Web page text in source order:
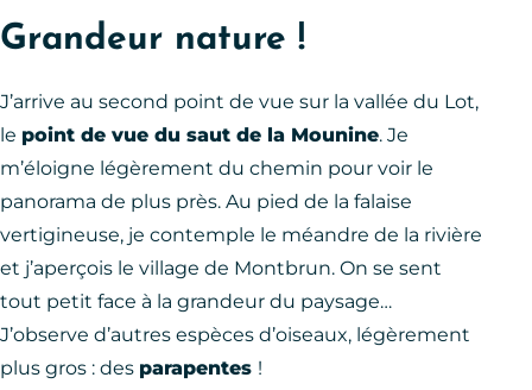
Grandeur nature !
J’arrive au second point de vue sur la vallée du Lot,
le point de vue du saut de la Mounine. Je
m’éloigne légèrement du chemin pour voir le
panorama de plus près. Au pied de la falaise
vertigineuse, je contemple le méandre de la rivière
et j’aperçois le village de Montbrun. On se sent
tout petit face à la grandeur du paysage…
J’observe d’autres espèces d’oiseaux, légèrement
plus gros : des parapentes !